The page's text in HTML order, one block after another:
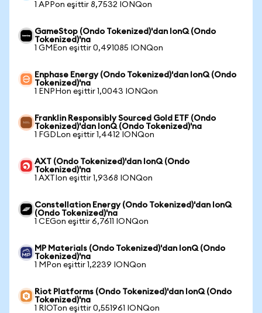
1 APPon eşittir 8,7532 IONQon
GameStop (Ondo Tokenized)'dan IonQ (Ondo
Tokenized)'na
1 GMEon eşittir 0,491085 IONQon
Enphase Energy (Ondo Tokenized)'dan IonQ (Ondo
Tokenized)'na
1 ENPHon eşittir 1,0043 IONQon
Franklin Responsibly Sourced Gold ETF (Ondo
Tokenized)'dan IonQ (Ondo Tokenized)'na
1 FGDLon eşittir 1,4412 IONQon
AXT (Ondo Tokenized)'dan IonQ (Ondo
Tokenized)'na
1 AXTIon eşittir 1,9368 IONQon
Constellation Energy (Ondo Tokenized)'dan IonQ
(Ondo Tokenized)'na
1 CEGon eşittir 6,7611 IONQon
MP Materials (Ondo Tokenized)'dan IonQ (Ondo
Tokenized)'na
1 MPon eşittir 1,2239 IONQon
Riot Platforms (Ondo Tokenized)'dan IonQ (Ondo
Tokenized)'na
1 RIOTon eşittir 0,551961 IONQon